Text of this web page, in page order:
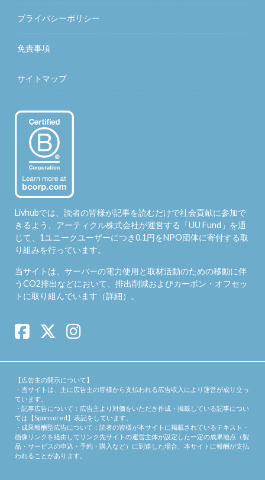
プライバシーポリシー
免責事項
サイトマップ
Livhubでは、読者の皆様が記事を読むだけで社会貢献に参加で
きるよう、アーティクル株式会社が運営する「UU Fund 」を通
じて、1ユニークユーザーにつき0.1円をNPO団体に寄付する取
り組みを行っています。
当サイトは、サーバーの電力使用と取材活動のための移動に伴
うCO2排出などにおいて、排出削減およびカーボン・オフセッ
トに取り組んでいます（詳細）。
【広告主の開示について】
・当サイトは、主に広告主の皆様から支払われる広告収入により運営が成り立っ
ています。
・記事広告について：広告主より対価をいただき作成・掲載している記事につい
ては【Sponsored】表記をしています。
・成果報酬型広告について：読者の皆様が本サイトに掲載されているテキスト・
画像リンクを経由してリンク先サイトの運営主体が設定した一定の成果地点（製
品・サービスの申込・予約・購入など）に到達した場合、本サイトに報酬が支払
われることがあります。